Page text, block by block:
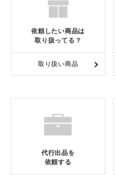
依頼したい商品は
取り扱ってる？
取り扱い商品
代行出品を
依頼する